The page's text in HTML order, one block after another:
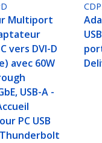
Multiport
vers DVI-D
avec 60W
USB-A -
PC USB